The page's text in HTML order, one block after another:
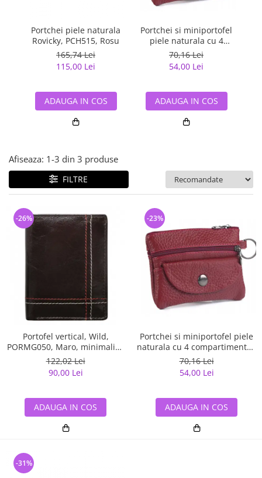
Bijuterii argint placat cu aur
Bijuterii argint cu diverse
Bijuterii gotice si rock
Bijuterii Handmade
Bijuterii fantezie
Bijuterii tungsten
Solutii si lavete de curatare
bijuterii argint
Portchei piele naturala
Rovicky, PCH515, Rosu
165,74 Lei
115,00 Lei
ADAUGA IN COS
Portchei si miniportofel
piele naturala cu 4
compartimente ,
PCH510, Rosu
70,16 Lei
54,00 Lei
ADAUGA IN COS
Afiseaza: 1-3 din 3 produse
FILTRE
Portofel vertical, Wild,
PORMG050, Maro, minimalist,
din piele naturala
122,02 Lei
90,00 Lei
-26%
ADAUGA IN COS
Portchei si miniportofel piele
naturala cu 4 compartimente ,
PCH510, Rosu
70,16 Lei
54,00 Lei
-23%
ADAUGA IN COS
-31%